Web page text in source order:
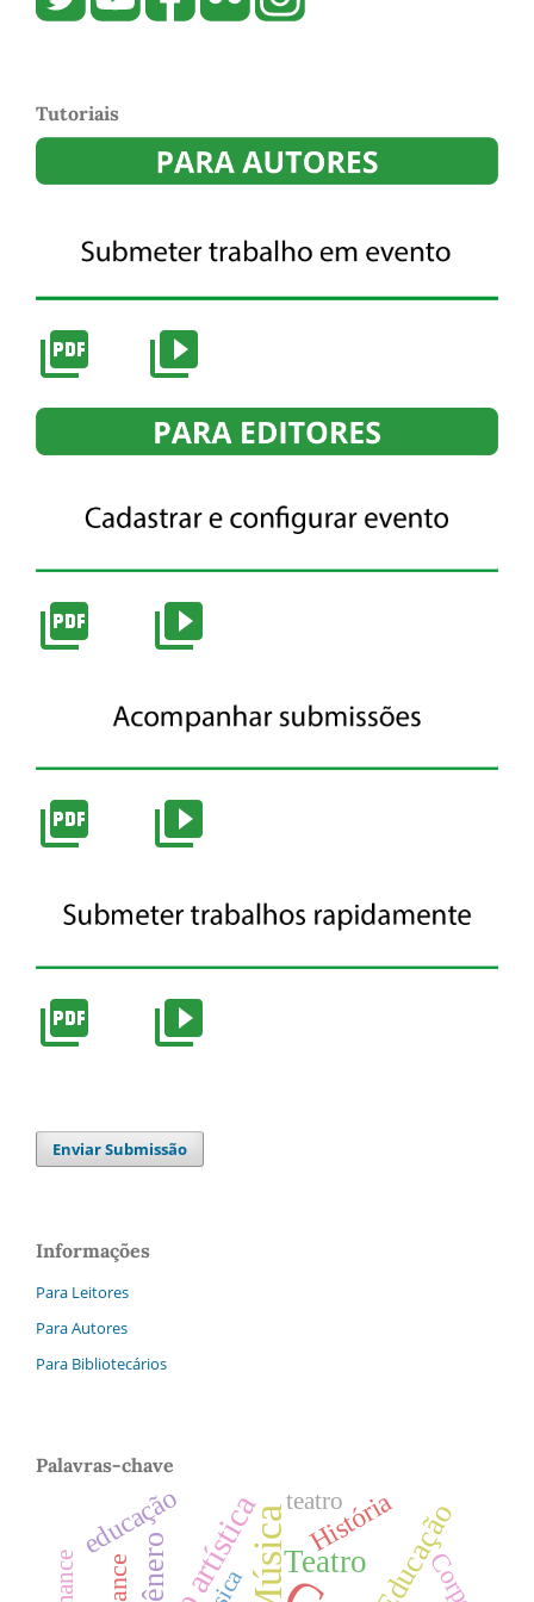
Tutoriais
Enviar Submissão
Informações
Para Leitores
Para Autores
Para Bibliotecários
Palavras-chave
MúsicaTeatroEducação
Gênero
História
educação
Corpo
teatro